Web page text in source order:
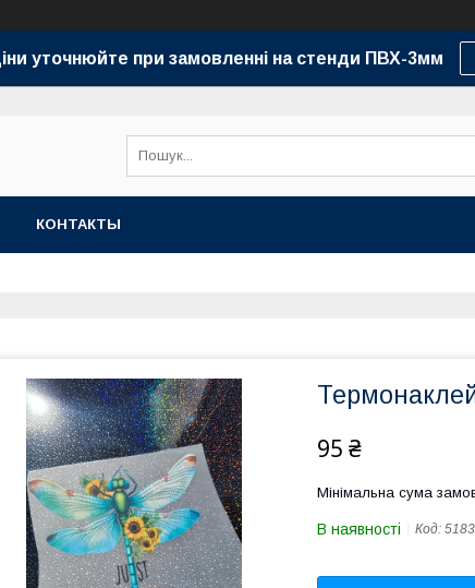
уточнюйте при замовленні на стенди ПВХ-3мм
КОНТАКТЫ
95 ₴
Мінімальна сума
В наявності Код: 5183